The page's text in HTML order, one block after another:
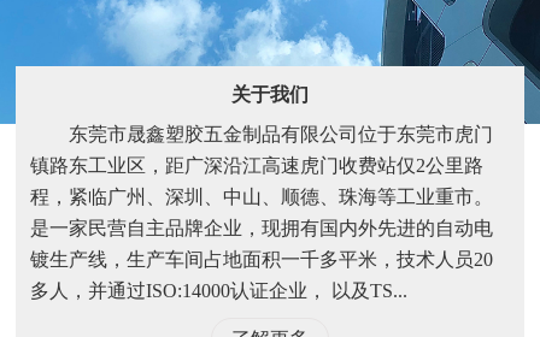
关于我们
东莞市晟鑫塑胶五金制品有限公司位于东莞市虎门
镇路东工业区，距广深沿江高速虎门收费站仅2公里路
程，紧临广州、深圳、中山、顺德、珠海等工业重市。
是一家民营自主品牌企业，现拥有国内外先进的自动电
镀生产线，生产车间占地面积一千多平米，技术人员20
多人，并通过ISO:14000认证企业， 以及TS...